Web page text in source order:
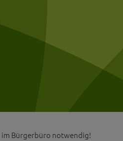
im Bürgerbüro notwendig!